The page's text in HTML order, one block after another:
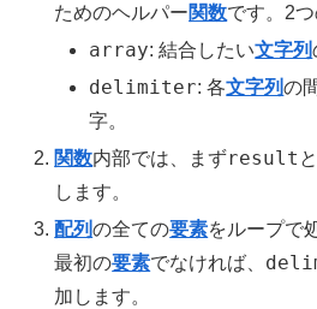
ためのヘルパー関数です。2
array: 結合したい文字列
delimiter: 各文字列の
字。
関数内部では、まずresult
します。
配列の全ての要素をループで
最初の要素でなければ、
加します。